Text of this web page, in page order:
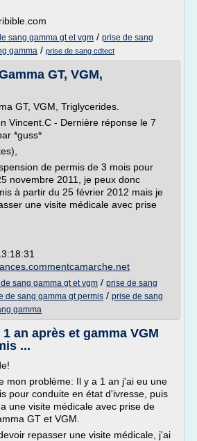
sang gamma gt et vgm / prise de sang
gamma / prise de sang cdtect
GT, VGM,
GT, VGM, Triglycerides.
Vincent.C - Dernière réponse le 7
*guss*
de permis de 3 mois pour
novembre 2011, je peux donc
à partir du 25 février 2012 mais je
une visite médicale avec prise
sang gamma gt et vgm / prise de sang
de sang gamma gt permis / prise de sang
gamma
an après et gamma VGM
...
mon problème: Il y a 1 an j'ai eu une
pour conduite en état d'ivresse, puis
une visite médicale avec prise de
GT et VGM.
repasser une visite médicale, j'ai